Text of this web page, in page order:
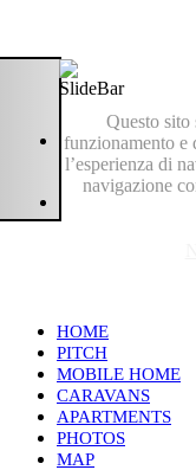
Questo sito
funzionamento e
l’esperienza di
navigazione
HOME
PITCH
MOBILE HOME
CARAVANS
APARTMENTS
PHOTOS
MAP